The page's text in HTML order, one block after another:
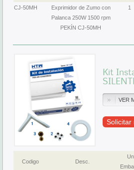
CJ-50MH
Exprimidor de Zumo con
Palanca 250W 1500 rpm
PEKÍN CJ-50MH
1
Kit
VER
Solicitar
Codigo Desc.
Un.